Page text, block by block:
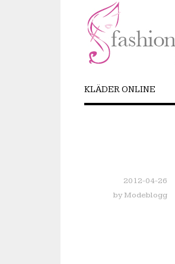
KLÄDER ONLINE
2012-04-26
byModeblogg